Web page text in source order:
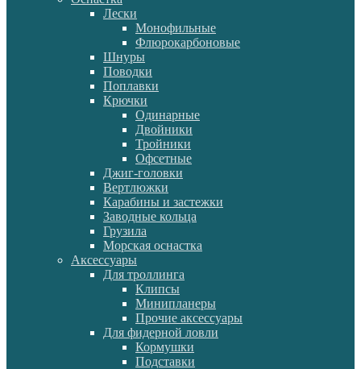
Лески
Монофильные
Флюрокарбоновые
Шнуры
Поводки
Поплавки
Крючки
Одинарные
Двойники
Тройники
Офсетные
Джиг-головки
Вертлюжки
Карабины и застежки
Заводные кольца
Грузила
Морская оснастка
Аксессуары
Для троллинга
Клипсы
Минипланеры
Прочие аксессуары
Для фидерной ловли
Кормушки
Подставки